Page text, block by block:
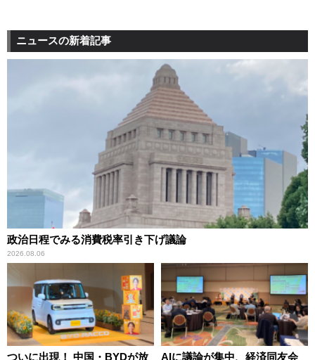
ニュースの新着記事
政治日程でみる消費税率引き下げ議論
2026.08.06
ついに出現！ 中国・BYDが放
AIに議論が集中、経済同友会